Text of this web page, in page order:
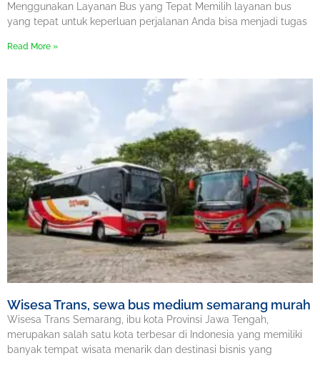
Menggunakan Layanan Bus yang Tepat Memilih layanan bus
yang tepat untuk keperluan perjalanan Anda bisa menjadi tugas
Read More »
Wisesa Trans, sewa bus medium semarang murah
Wisesa Trans Semarang, ibu kota Provinsi Jawa Tengah,
merupakan salah satu kota terbesar di Indonesia yang memiliki
banyak tempat wisata menarik dan destinasi bisnis yang